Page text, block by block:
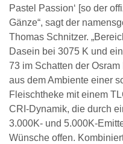
Pastel Passion‘ [so der
Gänze“, sagt der
Thomas Schnitzer.
Dasein bei 3075 K und
73 im Schatten der
aus dem Ambiente einer
Fleischtheke mit einem
CRI-Dynamik, die durch
3.000K- und 5.000K-
Wünsche offen.